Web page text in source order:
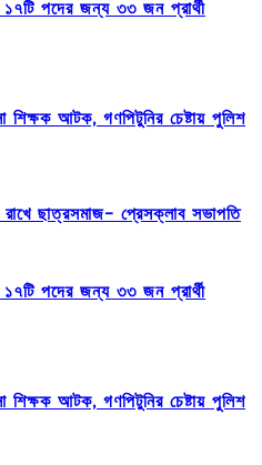
১৭টি পদের জন্য ৩৩ জন প্রার্থী
শিক্ষক আটক, গণপিটুনির চেষ্টায় পুলিশ
রাখে ছাত্রসমাজ- প্রেসক্লাব সভাপতি
১৭টি পদের জন্য ৩৩ জন প্রার্থী
শিক্ষক আটক, গণপিটুনির চেষ্টায় পুলিশ